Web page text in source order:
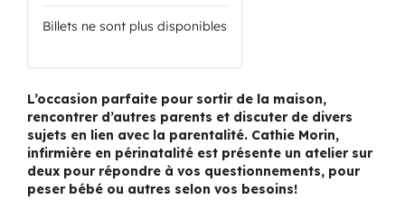
Billets ne sont plus disponibles
L’occasion parfaite pour sortir de la maison,
rencontrer d’autres parents et discuter de divers
sujets en lien avec la parentalité. Cathie Morin,
infirmière en périnatalité est présente un atelier sur
deux pour répondre à vos questionnements, pour
peser bébé ou autres selon vos besoins!